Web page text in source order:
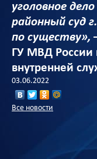
уголовное
районный суд
по существу»,
ГУ МВД России
внутренней
03.06.2022
Все новости